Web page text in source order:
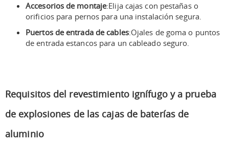
Accesorios de montaje:Elija cajas con pestañas o
orificios para pernos para una instalación segura.
Puertos de entrada de cables:Ojales de goma o puntos
de entrada estancos para un cableado seguro.
Requisitos del revestimiento ignífugo y a prueba
de explosiones de las cajas de baterías de
aluminio